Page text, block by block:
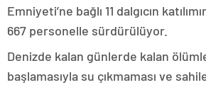
Emniyeti’ne bağlı 11 dalgıcın
667 personelle sürdürülüyor.
Denizde kalan günlerde kalan
başlamasıyla su çıkmaması ve